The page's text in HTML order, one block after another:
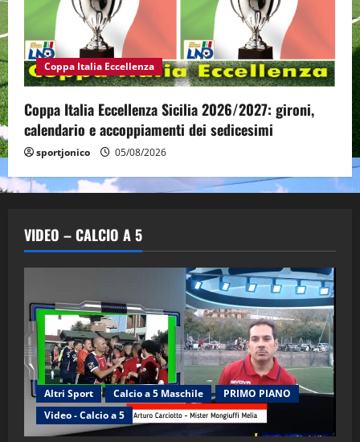
Coppa Italia Eccellenza
Coppa Italia Eccellenza Sicilia 2026/2027: gironi,
calendario e accoppiamenti dei sedicesimi
sportjonico 05/08/2026
VIDEO – CALCIO A 5
Altri Sport Calcio a 5 Maschile
PRIMO PIANO
Video - Calcio a 5